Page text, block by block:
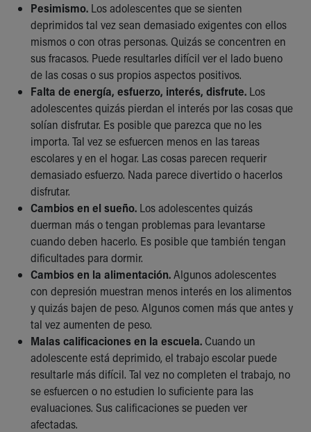
Women's Board
Our History
More childhood, please.™
Cincinnati Children's
Your Visit
MyChart Telehealth Visits
Directions
Doggie Brigade
During Your Visit
Financial Services
Rest Accommodations
Visiting
Gift Shop
Department of Public Safety
Health Info
Health Information
Healthy Info, Healthy Kids
Inside Children's Blog
KidsHealth Topics
Family Library
Educational Resources
Injury Prevention
Medical Records
Symptom Checker
Skip to main content
Pesimismo. Los adolescentes que se sienten
deprimidos tal vez sean demasiado exigentes con ellos
mismos o con otras personas. Quizás se concentren en
sus fracasos. Puede resultarles difícil ver el lado bueno
de las cosas o sus propios aspectos positivos.
Falta de energía, esfuerzo, interés, disfrute. Los
adolescentes quizás pierdan el interés por las cosas que
solían disfrutar. Es posible que parezca que no les
importa. Tal vez se esfuercen menos en las tareas
escolares y en el hogar. Las cosas parecen requerir
demasiado esfuerzo. Nada parece divertido o hacerlos
disfrutar.
Cambios en el sueño. Los adolescentes quizás
duerman más o tengan problemas para levantarse
cuando deben hacerlo. Es posible que también tengan
dificultades para dormir.
Cambios en la alimentación.Algunos adolescentes
con depresión muestran menos interés en los alimentos
y quizás bajen de peso. Algunos comen más que antes y
tal vez aumenten de peso.
Malas calificaciones en la escuela. Cuando un
adolescente está deprimido, el trabajo escolar puede
resultarle más difícil. Tal vez no completen el trabajo, no
se esfuercen o no estudien lo suficiente para las
evaluaciones. Sus calificaciones se pueden ver
afectadas.